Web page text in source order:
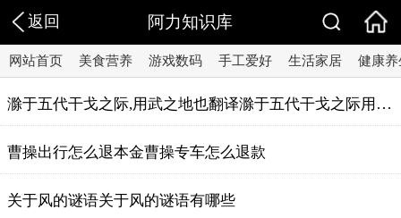
返回 阿力知识库
网站首页 美食营养 游戏数码 手工爱好 生活家居 健康养
滁于五代干戈之际,用武之地也翻译滁于五代干戈之际用武之地也翻译
曹操出行怎么退本金曹操专车怎么退款
关于风的谜语关于风的谜语有哪些